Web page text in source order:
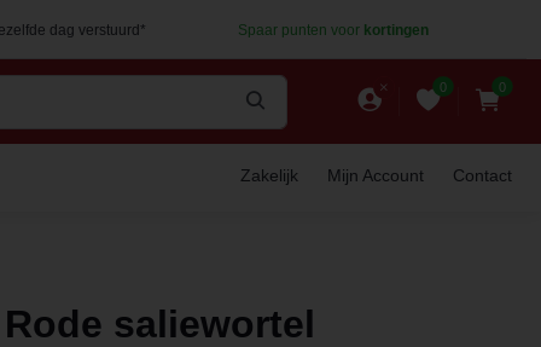
dag verstuurd* Spaar punten voor kortingen
0 0
Zakelijk Mijn Account Contact
saliewortel